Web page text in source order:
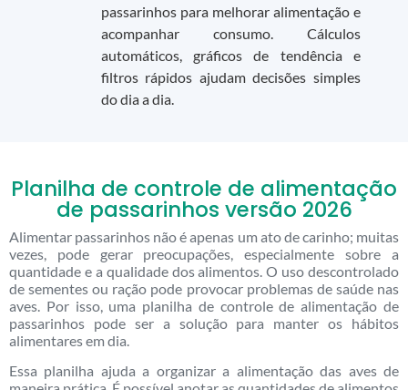
passarinhos para melhorar alimentação e
acompanhar consumo. Cálculos
automáticos, gráficos de tendência e
filtros rápidos ajudam decisões simples
do dia a dia.
Planilha de controle de alimentação
de passarinhos versão 2026
Alimentar passarinhos não é apenas um ato de carinho; muitas
vezes, pode gerar preocupações, especialmente sobre a
quantidade e a qualidade dos alimentos. O uso descontrolado
de sementes ou ração pode provocar problemas de saúde nas
aves. Por isso, uma planilha de controle de alimentação de
passarinhos pode ser a solução para manter os hábitos
alimentares em dia.
Essa planilha ajuda a organizar a alimentação das aves de